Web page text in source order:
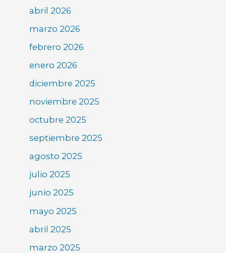
abril 2026
marzo 2026
febrero 2026
enero 2026
diciembre 2025
noviembre 2025
octubre 2025
septiembre 2025
agosto 2025
julio 2025
junio 2025
mayo 2025
abril 2025
marzo 2025